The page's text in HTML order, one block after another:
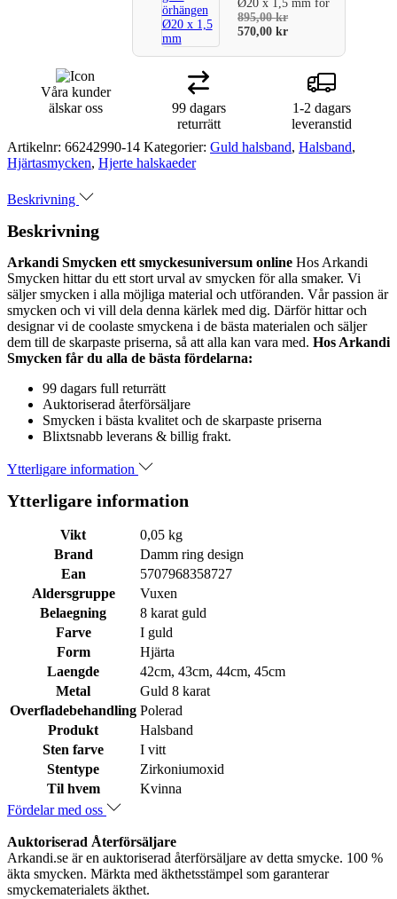
Ø20 x 1,5 mmfor
895,00kr
570,00kr
Våra kunder
älskar oss
99 dagars
returrätt
1-2 dagars
leveranstid
Artikelnr: 66242990-14 Kategorier: Guld halsband, Halsband,
Hjärtasmycken, Hjerte halskaeder
Beskrivning
Beskrivning
Arkandi Smycken ett smyckesuniversum online Hos Arkandi
Smycken hittar du ett stort urval av smycken för alla smaker. Vi
säljer smycken i alla möjliga material och utföranden. Vår passion är
smycken och vi vill dela denna kärlek med dig. Därför hittar och
designar vi de coolaste smyckena i de bästa materialen och säljer
dem till de skarpaste priserna, så att alla kan vara med. Hos Arkandi
Smycken får du alla de bästa fördelarna:
99 dagars full returrätt
Auktoriserad återförsäljare
Smycken i bästa kvalitet och de skarpaste priserna
Blixtsnabb leverans & billig frakt.
Ytterligare information
Ytterligare information
Vikt
0,05 kg
Brand
Damm ring design
Ean
5707968358727
Aldersgruppe
Vuxen
Belaegning
8 karat guld
Farve
I guld
Form
Hjärta
Laengde
42cm, 43cm, 44cm, 45cm
Metal
Guld 8 karat
Overfladebehandling Polerad
Produkt
Halsband
Sten farve
I vitt
Stentype
Zirkoniumoxid
Til hvem
Kvinna
Fördelar med oss
Auktoriserad Återförsäljare
Arkandi.se är en auktoriserad återförsäljare av detta smycke. 100 %
äkta smycken. Märkta med äkthetsstämpel som garanterar
smyckematerialets äkthet.